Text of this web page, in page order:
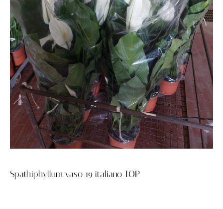
Spathiphyllum vaso 19 italiano TOP